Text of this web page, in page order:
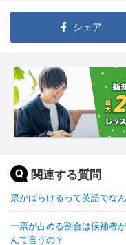
シェア
関連する質問
票がばらけるって英語でな
一票が占める割合は候補者
んて言うの？